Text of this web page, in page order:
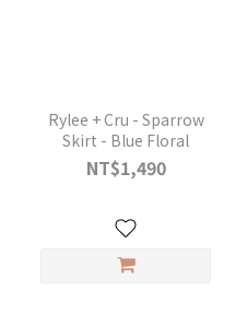
Rylee + Cru - Sparrow
Skirt - Blue Floral
NT$1,490